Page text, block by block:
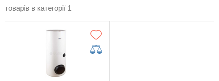
товарів в категорії 1